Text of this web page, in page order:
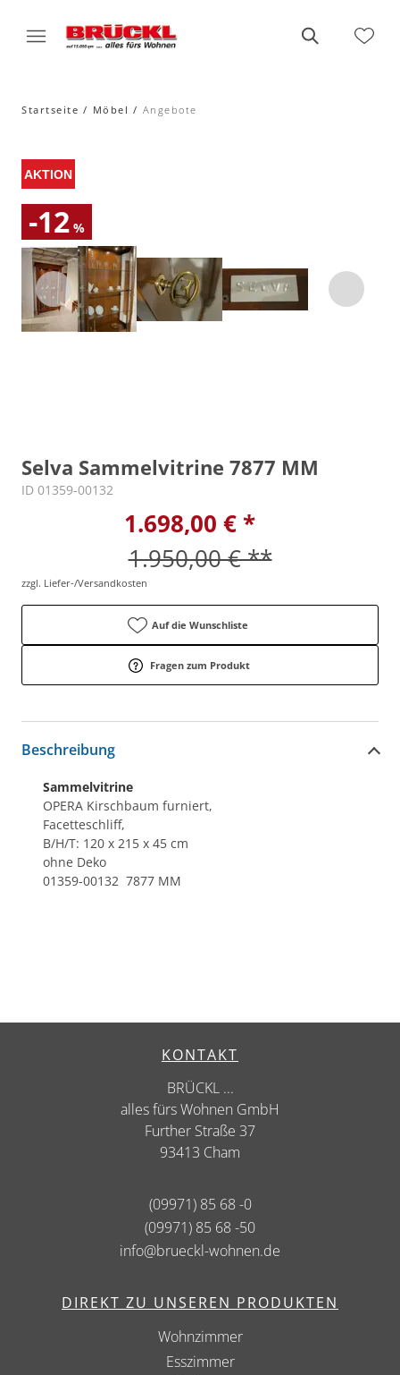
Startseite Möbel Angebote
-12 %
Selva Sammelvitrine 7877 MM
ID 01359-00132
1.698,00 € *
1.950,00 € **
zzgl. Liefer-/Versandkosten
Auf die Wunschliste
Fragen zum Produkt
Beschreibung
Sammelvitrine
OPERA Kirschbaum furniert,
Facetteschliff,
B/H/T: 120 x 215 x 45 cm
ohne Deko
01359-00132 7877 MM
KONTAKT
BRÜCKL ...
alles fürs Wohnen GmbH
Further Straße 37
93413 Cham
(09971) 85 68 -0
(09971) 85 68 -50
info@brueckl-wohnen.de
DIREKT ZU UNSEREN PRODUKTEN
Wohnzimmer
Esszimmer